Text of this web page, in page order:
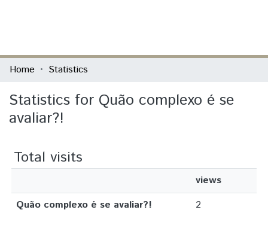
Communities & Collections
All of DSpace
Home Statistics
Statistics for Quão complexo é se
avaliar?!
Total visits
views
Quão complexo é se avaliar?!
2